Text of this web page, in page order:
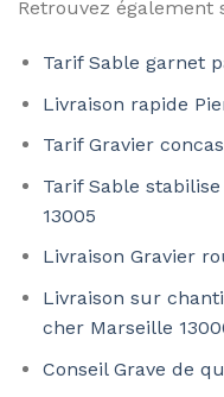
Retrouvez également
Tarif Sable garnet
Livraison rapide
Tarif Gravier
Tarif Sable
13005
Livraison Gravier
Livraison sur
cher Marseille
Conseil Grave de